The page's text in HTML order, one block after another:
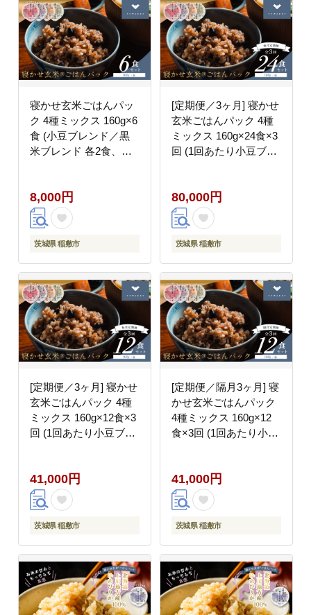
寝かせ玄米ごはんパッ
ク 4種ミックス 160g×6
食 (小豆ブレンド／黒
米ブレンド 各2食、も
常温保存 パックご飯 備
蓄 一人暮らし レトルト
雑穀 [1731]
8,000円
茨城県 稲敷市
[定期便／3ヶ月] 寝かせ
玄米ごはんパック 4種
ミックス 160g×24食×3
回 (1回あたり小豆ブレ
十五穀ブレンド 各4食)
｜玄米 常温保存 パック
ご飯 備蓄 一人暮らし
レトルト 雑穀 [2197]
80,000円
茨城県 稲敷市
[定期便／3ヶ月] 寝かせ
玄米ごはんパック 4種
ミックス 160g×12食×3
回 (1回あたり小豆ブレ
十五穀ブレンド 各2食)
｜玄米 常温保存 パック
ご飯 備蓄 一人暮らし
レトルト 雑穀 [2199]
41,000円
茨城県 稲敷市
[定期便／隔月3ヶ月] 寝
かせ玄米ごはんパック
4種ミックス 160g×12
食×3回 (1回あたり小豆
ンド／十五穀ブレンド
各2食)｜玄米 常温保存
パックご飯 備蓄 一人暮
らし レトルト 雑穀
41,000円
茨城県 稲敷市